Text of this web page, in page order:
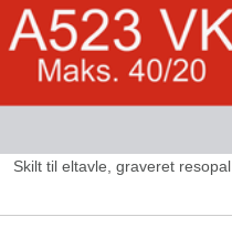
Skilt til eltavle, graveret resopal